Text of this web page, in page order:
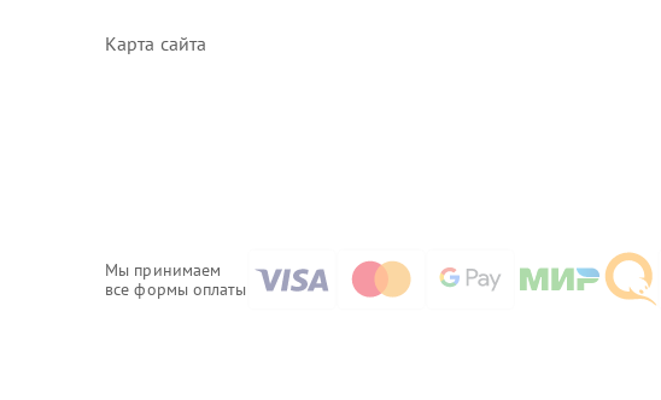
Карта сайта
Мы принимаем
все формы оплаты